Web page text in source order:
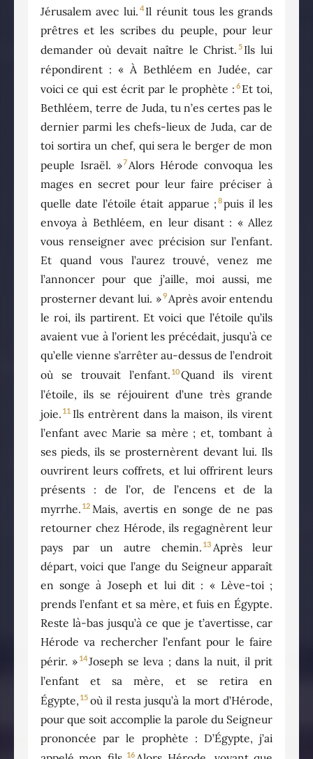
Jérusalem avec lui. 4 Il réunit tous les grands
prêtres et les scribes du peuple, pour leur
demander où devait naître le Christ. 5 Ils lui
répondirent : « À Bethléem en Judée, car
voici ce qui est écrit par le prophète : 6 Et toi,
Bethléem, terre de Juda, tu n’es certes pas le
dernier parmi les chefs-lieux de Juda, car de
toi sortira un chef, qui sera le berger de mon
peuple Israël. »7Alors Hérode convoqua les
mages en secret pour leur faire préciser à
quelle date l’étoile était apparue ; 8puis il les
envoya à Bethléem, en leur disant : « Allez
vous renseigner avec précision sur l’enfant.
Et quand vous l’aurez trouvé, venez me
l’annoncer pour que j’aille, moi aussi, me
prosterner devant lui. »9Après avoir entendu
le roi, ils partirent. Et voici que l’étoile qu’ils
avaient vue à l’orient les précédait, jusqu’à ce
qu’elle vienne s’arrêter au-dessus de l’endroit
où se trouvait l’enfant. 10Quand ils virent
l’étoile, ils se réjouirent d’une très grande
joie. 11 Ils entrèrent dans la maison, ils virent
l’enfant avec Marie sa mère ; et, tombant à
ses pieds, ils se prosternèrent devant lui. Ils
ouvrirent leurs coffrets, et lui offrirent leurs
présents : de l’or, de l’encens et de la
myrrhe. 12 Mais, avertis en songe de ne pas
retourner chez Hérode, ils regagnèrent leur
pays par un autre chemin. 13 Après leur
départ, voici que l’ange du Seigneur apparaît
en songe à Joseph et lui dit : « Lève-toi ;
prends l’enfant et sa mère, et fuis en Égypte.
Reste là-bas jusqu’à ce que je t’avertisse, car
Hérode va rechercher l’enfant pour le faire
périr. » 14Joseph se leva ; dans la nuit, il prit
l’enfant et sa mère, et se retira en
Égypte, 15 où il resta jusqu’à la mort d’Hérode,
pour que soit accomplie la parole du Seigneur
prononcée par le prophète : D’Égypte, j’ai
16